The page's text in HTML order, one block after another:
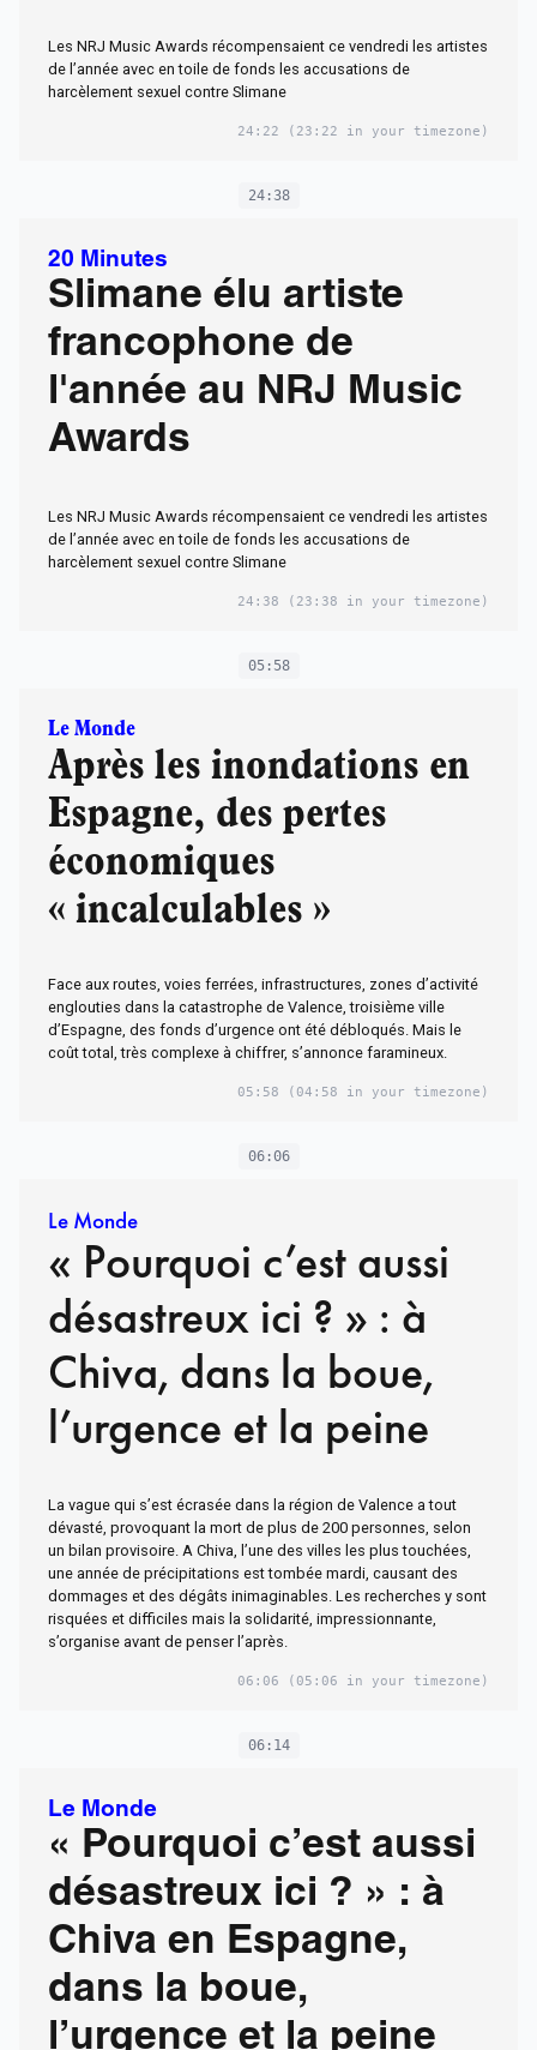
Les NRJ Music Awards récompensaient ce vendredi les artistes
de l’année avec en toile de fonds les accusations de
harcèlement sexuel contre Slimane
24:22 (23:22 in your timezone)
24:38
20 Minutes
Slimane élu artiste
francophone de
l'année au NRJ Music
Awards
Les NRJ Music Awards récompensaient ce vendredi les artistes
de l’année avec en toile de fonds les accusations de
harcèlement sexuel contre Slimane
24:38 (23:38 in your timezone)
05:58
Le Monde
Après les inondations en
Espagne, des pertes
économiques
« incalculables »
Face aux routes, voies ferrées, infrastructures, zones d’activité
englouties dans la catastrophe de Valence, troisième ville
d’Espagne, des fonds d’urgence ont été débloqués. Mais le
coût total, très complexe à chiffrer, s’annonce faramineux.
05:58 (04:58 in your timezone)
06:06
Le Monde
« Pourquoi c’est aussi
désastreux ici ? » : à
Chiva, dans la boue,
l’urgence et la peine
La vague qui s’est écrasée dans la région de Valence a tout
dévasté, provoquant la mort de plus de 200 personnes, selon
un bilan provisoire. A Chiva, l’une des villes les plus touchées,
une année de précipitations est tombée mardi, causant des
dommages et des dégâts inimaginables. Les recherches y sont
risquées et difficiles mais la solidarité, impressionnante,
s’organise avant de penser l’après.
06:06 (05:06 in your timezone)
06:14
Le Monde
« Pourquoi c’est aussi
désastreux ici ? » : à
Chiva en Espagne,
dans la boue,
l’urgence et la peine